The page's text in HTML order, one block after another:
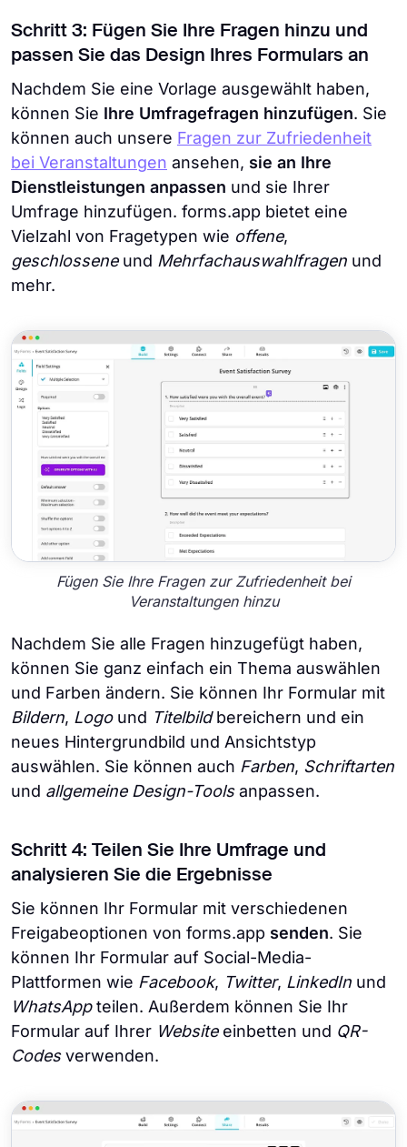
Schritt 3: Fügen Sie Ihre Fragen hinzu und
passen Sie das Design Ihres Formulars an
Nachdem Sie eine Vorlage ausgewählt haben,
können Sie Ihre Umfragefragen hinzufügen. Sie
können auch unsere Fragen zur Zufriedenheit
bei Veranstaltungen ansehen, sie an Ihre
Dienstleistungen anpassen und sie Ihrer
Umfrage hinzufügen. forms.app bietet eine
Vielzahl von Fragetypen wie offene,
geschlosseneund Mehrfachauswahlfragen und
mehr.
Fügen Sie Ihre Fragen zur Zufriedenheit bei
Veranstaltungen hinzu
Nachdem Sie alle Fragen hinzugefügt haben,
können Sie ganz einfach ein Thema auswählen
und Farben ändern. Sie können Ihr Formular mit
Bildern, Logound Titelbildbereichern und ein
neues Hintergrundbild und Ansichtstyp
auswählen. Sie können auch Farben, Schriftarten
und allgemeine Design-Toolsanpassen.
Schritt 4: Teilen Sie Ihre Umfrage und
analysieren Sie die Ergebnisse
Sie können Ihr Formular mit verschiedenen
Freigabeoptionen von forms.app senden. Sie
können Ihr Formular auf Social-Media-
Plattformen wie Facebook, Twitter, LinkedIn und
WhatsAppteilen. Außerdem können Sie Ihr
Formular auf Ihrer Websiteeinbetten und QR-
Codesverwenden.